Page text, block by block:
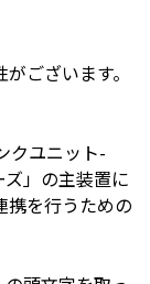
ございます。
クユニット-
」の主装置に
携を行うための